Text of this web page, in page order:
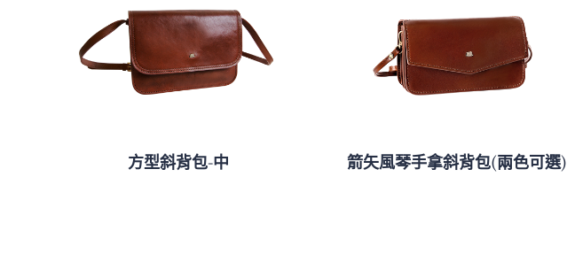
方型斜背包-中 箭矢風琴手拿斜背包(兩色可選)